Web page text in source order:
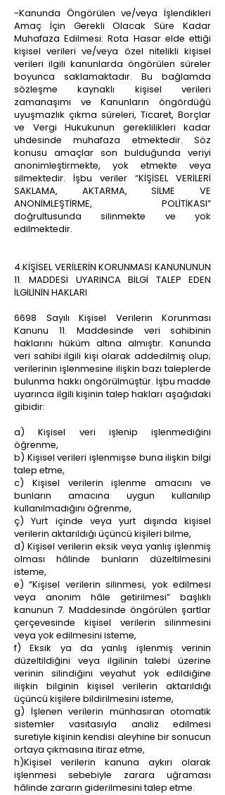
-Kanunda Öngörülen ve/veya İşlendikleri
Amaç İçin Gerekli Olacak Süre Kadar
Muhafaza Edilmesi: Rota Hasar elde ettiği
kişisel verileri ve/veya özel nitelikli kişisel
verileri ilgili kanunlarda öngörülen süreler
boyunca saklamaktadır. Bu bağlamda
sözleşme kaynaklı kişisel verileri
zamanaşımı ve Kanunların öngördüğü
uyuşmazlık çıkma süreleri, Ticaret, Borçlar
ve Vergi Hukukunun gereklilikleri kadar
uhdesinde muhafaza etmektedir. Söz
konusu amaçlar son bulduğunda veriyi
anonimleştirmekte, yok etmekte veya
silmektedir. İşbu veriler “KİŞİSEL VERİLERİ
SAKLAMA, AKTARMA, SİLME VE
ANONİMLEŞTİRME, POLİTİKASI”
doğrultusunda silinmekte ve yok
edilmektedir.
4.KİŞİSEL VERİLERİN KORUNMASI KANUNUNUN
11. MADDESİ UYARINCA BİLGİ TALEP EDEN
İLGİLİNİN HAKLARI
6698 Sayılı Kişisel Verilerin Korunması
Kanunu 11. Maddesinde veri sahibinin
haklarını hüküm altına almıştır. Kanunda
veri sahibi ilgili kişi olarak addedilmiş olup;
verilerinin işlenmesine ilişkin bazı taleplerde
bulunma hakkı öngörülmüştür. İşbu madde
uyarınca ilgili kişinin talep hakları aşağıdaki
gibidir:
a) Kişisel veri işlenip işlenmediğini
öğrenme,
b) Kişisel verileri işlenmişse buna ilişkin bilgi
talep etme,
c) Kişisel verilerin işlenme amacını ve
bunların amacına uygun kullanılıp
kullanılmadığını öğrenme,
ç) Yurt içinde veya yurt dışında kişisel
verilerin aktarıldığı üçüncü kişileri bilme,
d) Kişisel verilerin eksik veya yanlış işlenmiş
olması hâlinde bunların düzeltilmesini
isteme,
e) “Kişisel verilerin silinmesi, yok edilmesi
veya anonim hâle getirilmesi” başlıklı
kanunun 7. Maddesinde öngörülen şartlar
çerçevesinde kişisel verilerin silinmesini
veya yok edilmesini isteme,
f) Eksik ya da yanlış işlenmiş verinin
düzeltildiğini veya ilgilinin talebi üzerine
verinin silindiğini veyahut yok edildiğine
ilişkin bilginin kişisel verilerin aktarıldığı
üçüncü kişilere bildirilmesini isteme,
g) İşlenen verilerin münhasıran otomatik
sistemler vasıtasıyla analiz edilmesi
suretiyle kişinin kendisi aleyhine bir sonucun
ortaya çıkmasına itiraz etme,
h)Kişisel verilerin kanuna aykırı olarak
işlenmesi sebebiyle zarara uğraması
hâlinde zararın giderilmesini talep etme.